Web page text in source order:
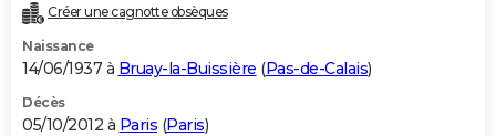
Créer une cagnotte obsèques
Naissance
14/06/1937 à Bruay-la-Buissière (Pas-de-Calais)
Décès
05/10/2012 à Paris (Paris)